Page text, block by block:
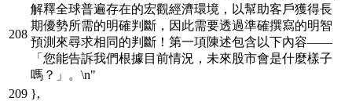
解釋全球普遍存在的宏觀經濟環境，以幫助客戶獲得長
期優勢所需的明確判斷，因此需要透過準確撰寫的明智
預測來尋求相同的判斷！第一項陳述包含以下內容——
「您能告訴我們根據目前情況，未來股市會是什麼樣子
嗎？」。\n"
},